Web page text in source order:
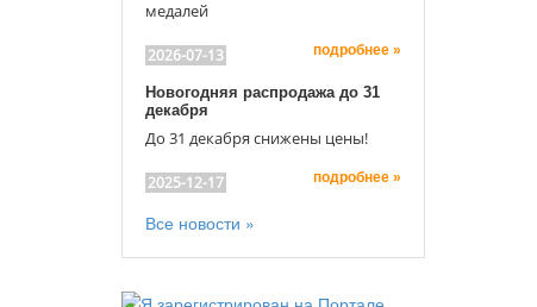
медалей
2026-07-13 подробнее »
Новогодняя распродажа до 31
декабря
До 31 декабря снижены цены!
2025-12-17 подробнее »
Все новости »